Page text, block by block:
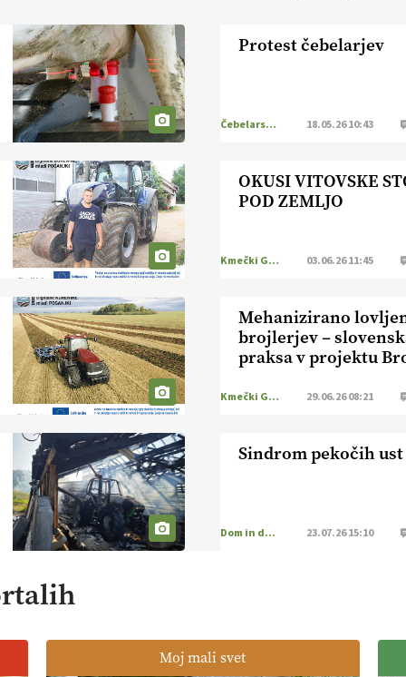
Protest čebelarjev
Čebelarstvo 18.05.26 10:43
OKUSI VITOVSKE
POD ZEMLJO
Kmečki Glas 03.06.26 11:45
Mehanizirano
brojlerjev –
praksa v projektu
Kmečki Glas 29.06.26 08:21
Sindrom pekočih ust
Dom in družina 23.07.26 15:10
Moj mali svet